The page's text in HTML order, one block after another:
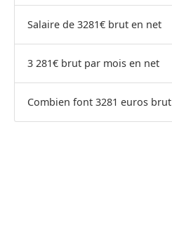
Salaire de 3281€ brut en net
3 281€ brut par mois en net
Combien font 3281 euros